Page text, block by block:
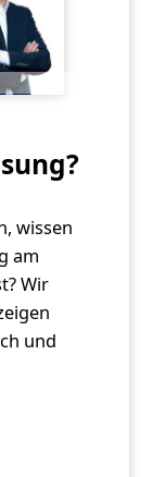
wissen
am
Wir
und